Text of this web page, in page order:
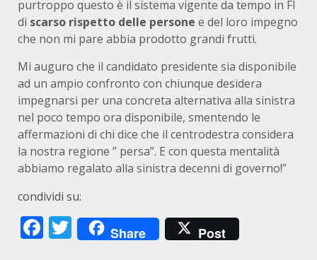
purtroppo questo è il sistema vigente da tempo in FI
di scarso rispetto delle persone e del loro impegno
che non mi pare abbia prodotto grandi frutti.
Mi auguro che il candidato presidente sia disponibile
ad un ampio confronto con chiunque desidera
impegnarsi per una concreta alternativa alla sinistra
nel poco tempo ora disponibile, smentendo le
affermazioni di chi dice che il centrodestra considera
la nostra regione ” persa”. E con questa mentalità
abbiamo regalato alla sinistra decenni di governo!”
condividi su:
Facebook
Twitter
Share Post